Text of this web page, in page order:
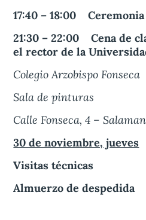
17:40 – 18:00
21:30 – 22:00 Cena de
el rector de la
Colegio Arzobispo Fonseca
Sala de pinturas
Calle Fonseca, 4 –
30 de noviembre, jueves
Visitas técnicas
Almuerzo de despedida